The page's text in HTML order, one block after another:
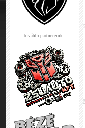
további partnereink :